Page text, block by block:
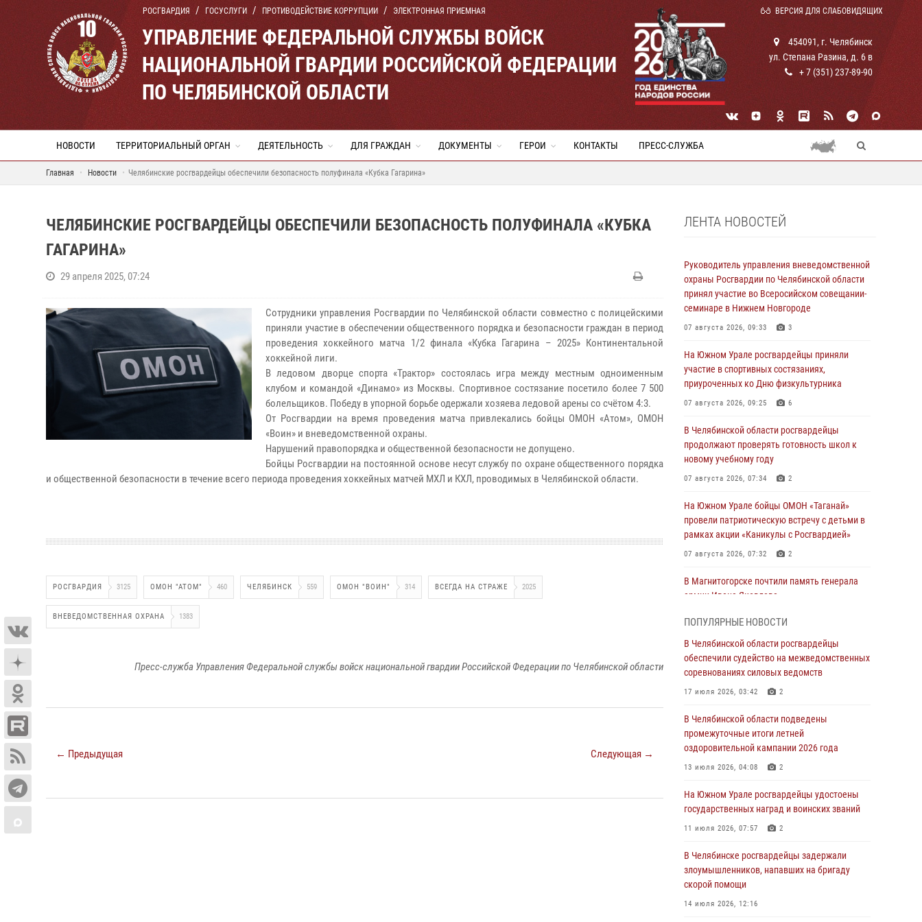
РОСГВАРДИЯ ГОСУСЛУГИ ПРОТИВОДЕЙСТВИЕ КОРРУПЦИИ ЭЛЕКТРОННАЯ ПРИЕМНАЯ ВЕРСИЯ ДЛЯ СЛАБОВИДЯЩИХ
УПРАВЛЕНИЕ ФЕДЕРАЛЬНОЙ СЛУЖБЫ ВОЙСК
НАЦИОНАЛЬНОЙ ГВАРДИИ РОССИЙСКОЙ ФЕДЕРАЦИИ
ПО ЧЕЛЯБИНСКОЙ ОБЛАСТИ
454091, г. Челябинск
ул. Степана Разина, д. 6 в
+ 7 (351) 237-89-90
НОВОСТИ ТЕРРИТОРИАЛЬНЫЙ ОРГАН ДЕЯТЕЛЬНОСТЬ ДЛЯ ГРАЖДАН ДОКУМЕНТЫ ГЕРОИ КОНТАКТЫ ПРЕСС-СЛУЖБА
Главная Новости Челябинские росгвардейцы обеспечили безопасность полуфинала «Кубка Гагарина»
ЧЕЛЯБИНСКИЕ РОСГВАРДЕЙЦЫ ОБЕСПЕЧИЛИ БЕЗОПАСНОСТЬ ПОЛУФИНАЛА «КУБКА
ГАГАРИНА»
29 апреля 2025, 07:24
Сотрудники управления Росгвардии по Челябинской области совместно с полицейскими
приняли участие в обеспечении общественного порядка и безопасности граждан в период
проведения хоккейного матча 1/2 финала «Кубка Гагарина – 2025» Континентальной
хоккейной лиги.
В ледовом дворце спорта «Трактор» состоялась игра между местным одноименным
клубом и командой «Динамо» из Москвы. Спортивное состязание посетило более 7 500
болельщиков. Победу в упорной борьбе одержали хозяева ледовой арены со счётом 4:3.
От Росгвардии на время проведения матча привлекались бойцы ОМОН «Атом», ОМОН
«Воин» и вневедомственной охраны.
Нарушений правопорядка и общественной безопасности не допущено.
Бойцы Росгвардии на постоянной основе несут службу по охране общественного порядка
и общественной безопасности в течение всего периода проведения хоккейных матчей МХЛ и КХЛ, проводимых в Челябинской области.
РОСГВАРДИЯ 3125 ОМОН "АТОМ" 460 ЧЕЛЯБИНСК 559 ОМОН "ВОИН" 314 ВСЕГДА НА СТРАЖЕ 2025
ВНЕВЕДОМСТВЕННАЯ ОХРАНА 1383
Пресс-служба Управления Федеральной службы войск национальной гвардии Российской Федерации по Челябинской области
← Предыдущая Следующая →
ЛЕНТА НОВОСТЕЙ
Руководитель управления вневедомственной
охраны Росгвардии по Челябинской области
принял участие во Всеросийском совещании-
семинаре в Нижнем Новгороде
07 августа 2026, 09:33 3
На Южном Урале росгвардейцы приняли
участие в спортивных состязаниях,
приуроченных ко Дню физкультурника
07 августа 2026, 09:25 6
В Челябинской области росгвардейцы
продолжают проверять готовность школ к
новому учебному году
07 августа 2026, 07:34 2
На Южном Урале бойцы ОМОН «Таганай»
провели патриотическую встречу с детьми в
рамках акции «Каникулы с Росгвардией»
07 августа 2026, 07:32 2
В Магнитогорске почтили память генерала
армии Ивана Яковлева
В Магнитогорске сотрудники Росгвардии
задержали рецидивиста за хищение алкоголя
из супермаркета
05 августа 2026, 06:06
На Южном Урале спецназ Росгвардии провел
военно-полевые сборы для кадетов
04 августа 2026, 10:03 1
воров в Челябинске
04 августа 2026, 10:00
задержали подозреваемого в совершении
убийства
03 августа 2026, 11:41
ПОПУЛЯРНЫЕ НОВОСТИ
В Челябинской области росгвардейцы
обеспечили судейство на межведомственных
соревнованиях силовых ведомств
17 июля 2026, 03:42 2
В Челябинской области подведены
промежуточные итоги летней
оздоровительной кампании 2026 года
13 июля 2026, 04:08 2
На Южном Урале росгвардейцы удостоены
государственных наград и воинских званий
11 июля 2026, 07:57 2
В Челябинске росгвардейцы задержали
злоумышленников, напавших на бригаду
скорой помощи
14 июля 2026, 12:16